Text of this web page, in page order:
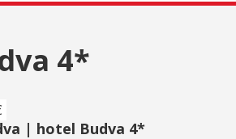
4*
| hotel Budva 4*